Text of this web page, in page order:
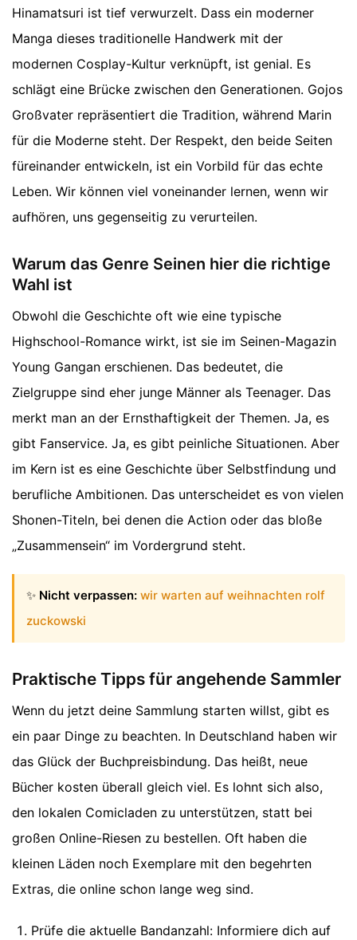
Hinamatsuri ist tief verwurzelt. Dass ein moderner
Manga dieses traditionelle Handwerk mit der
modernen Cosplay-Kultur verknüpft, ist genial. Es
schlägt eine Brücke zwischen den Generationen. Gojos
Großvater repräsentiert die Tradition, während Marin
für die Moderne steht. Der Respekt, den beide Seiten
füreinander entwickeln, ist ein Vorbild für das echte
Leben. Wir können viel voneinander lernen, wenn wir
aufhören, uns gegenseitig zu verurteilen.
Warum das Genre Seinen hier die richtige
Wahl ist
Obwohl die Geschichte oft wie eine typische
Highschool-Romance wirkt, ist sie im Seinen-Magazin
Young Gangan erschienen. Das bedeutet, die
Zielgruppe sind eher junge Männer als Teenager. Das
merkt man an der Ernsthaftigkeit der Themen. Ja, es
gibt Fanservice. Ja, es gibt peinliche Situationen. Aber
im Kern ist es eine Geschichte über Selbstfindung und
berufliche Ambitionen. Das unterscheidet es von vielen
Shonen-Titeln, bei denen die Action oder das bloße
„Zusammensein“ im Vordergrund steht.
✨ Nicht verpassen: wir warten auf weihnachten rolf
zuckowski
Praktische Tipps für angehende Sammler
Wenn du jetzt deine Sammlung starten willst, gibt es
ein paar Dinge zu beachten. In Deutschland haben wir
das Glück der Buchpreisbindung. Das heißt, neue
Bücher kosten überall gleich viel. Es lohnt sich also,
den lokalen Comicladen zu unterstützen, statt bei
großen Online-Riesen zu bestellen. Oft haben die
kleinen Läden noch Exemplare mit den begehrten
Extras, die online schon lange weg sind.
Prüfe die aktuelle Bandanzahl: Informiere dich auf